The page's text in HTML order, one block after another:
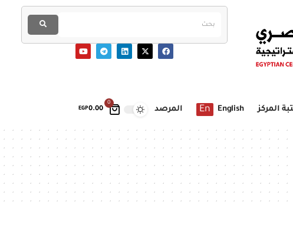
0
EGP0.00 المركز English
En المرصد